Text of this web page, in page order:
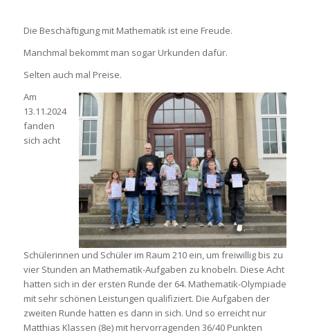
Die Beschäftigung mit Mathematik ist eine Freude.
Manchmal bekommt man sogar Urkunden dafür.
Selten auch mal Preise.
Am
13.11.2024
fanden
sich acht
Schülerinnen und Schüler im Raum 210 ein, um freiwillig bis zu
vier Stunden an Mathematik-Aufgaben zu knobeln. Diese Acht
hatten sich in der ersten Runde der 64. Mathematik-Olympiade
mit sehr schönen Leistungen qualifiziert. Die Aufgaben der
zweiten Runde hatten es dann in sich. Und so erreicht nur
Matthias Klassen (8e) mit hervorragenden 36/40 Punkten